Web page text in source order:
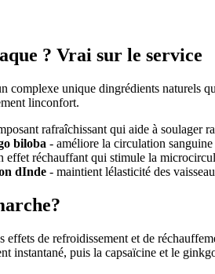
? Vrai sur le service
complexe unique dingrédients naturels
linconfort.
rafraîchissant qui aide à soulager
biloba - améliore la circulation
effet réchauffant qui stimule la
dInde - maintient lélasticité des
effets de refroidissement et de
instantané, puis la capsaïcine et le